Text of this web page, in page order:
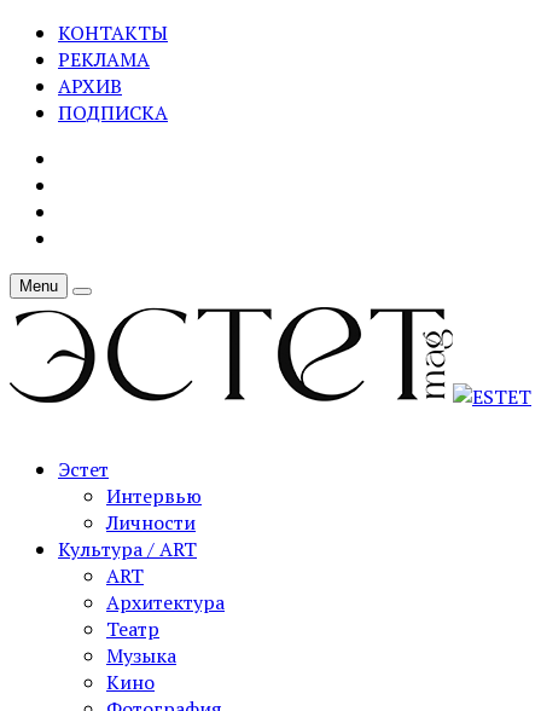
КОНТАКТЫ
РЕКЛАМА
АРХИВ
ПОДПИСКА
Menu
Эстет
Интервью
Личности
Культура / ART
ART
Архитектура
Театр
Музыка
Кино